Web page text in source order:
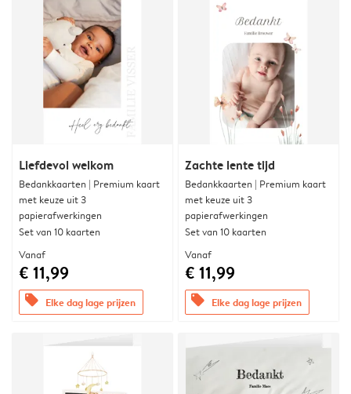
Liefdevol welkom
Bedankkaarten | Premium kaart
met keuze uit 3
papierafwerkingen
Set van 10 kaarten
Vanaf
€ 11,99
offers Elke dag lage prijzen
Zachte lente tijd
Bedankkaarten | Premium kaart
met keuze uit 3
papierafwerkingen
Set van 10 kaarten
Vanaf
€ 11,99
offers Elke dag lage prijzen